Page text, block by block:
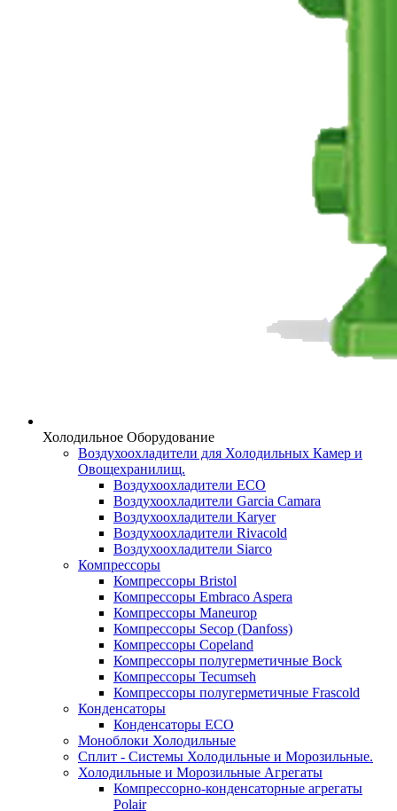
Холодильное Оборудование
Воздухоохладители для Холодильных Камер и
Овощехранилищ.
Воздухоохладители ECO
Воздухоохладители Garcia Camara
Воздухоохладители Karyer
Воздухоохладители Rivacold
Воздухоохладители Siarco
Компрессоры
Компрессоры Bristol
Компрессоры Embraco Aspera
Компрессоры Maneurop
Компрессоры Secop (Danfoss)
Компрессоры Copeland
Компрессоры полугерметичные Bock
Компрессоры Tecumseh
Компрессоры полугерметичные Frascold
Конденсаторы
Конденсаторы ECO
Моноблоки Холодильные
Сплит - Системы Холодильные и Морозильные.
Холодильные и Морозильные Агрегаты
Компрессорно-конденсаторные агрегаты
Polair